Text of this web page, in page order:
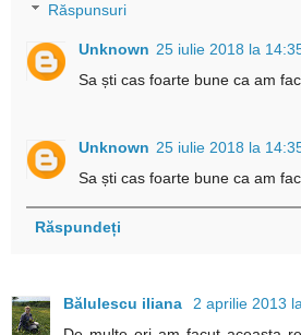
Răspunsuri
Unknown 25 iulie 2018 la
Sa ști cas foarte bune ca am
Unknown 25 iulie 2018 la
Sa ști cas foarte bune ca am
Răspundeți
Bălulescu iliana
2 aprilie 2013